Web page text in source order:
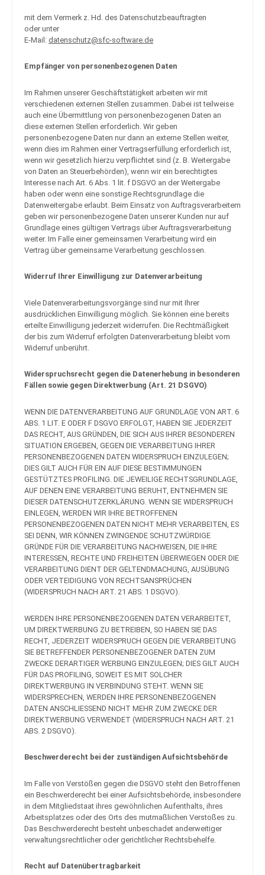
mit dem Vermerk z. Hd. des Datenschutzbeauftragten
oder unter
E-Mail: datenschutz@sfc-software.de
Empfänger von personenbezogenen Daten
Im Rahmen unserer Geschäftstätigkeit arbeiten wir mit
verschiedenen externen Stellen zusammen. Dabei ist teilweise
auch eine Übermittlung von personenbezogenen Daten an
diese externen Stellen erforderlich. Wir geben
personenbezogene Daten nur dann an externe Stellen weiter,
wenn dies im Rahmen einer Vertragserfüllung erforderlich ist,
wenn wir gesetzlich hierzu verpflichtet sind (z. B. Weitergabe
von Daten an Steuerbehörden), wenn wir ein berechtigtes
Interesse nach Art. 6 Abs. 1 lit. f DSGVO an der Weitergabe
haben oder wenn eine sonstige Rechtsgrundlage die
Datenweitergabe erlaubt. Beim Einsatz von Auftragsverarbeitern
geben wir personenbezogene Daten unserer Kunden nur auf
Grundlage eines gültigen Vertrags über Auftragsverarbeitung
weiter. Im Falle einer gemeinsamen Verarbeitung wird ein
Vertrag über gemeinsame Verarbeitung geschlossen.
Widerruf Ihrer Einwilligung zur Datenverarbeitung
Viele Datenverarbeitungsvorgänge sind nur mit Ihrer
ausdrücklichen Einwilligung möglich. Sie können eine bereits
erteilte Einwilligung jederzeit widerrufen. Die Rechtmäßigkeit
der bis zum Widerruf erfolgten Datenverarbeitung bleibt vom
Widerruf unberührt.
Widerspruchsrecht gegen die Datenerhebung in besonderen
Fällen sowie gegen Direktwerbung (Art. 21 DSGVO)
WENN DIE DATENVERARBEITUNG AUF GRUNDLAGE VON ART. 6
ABS. 1 LIT. E ODER F DSGVO ERFOLGT, HABEN SIE JEDERZEIT
DAS RECHT, AUS GRÜNDEN, DIE SICH AUS IHRER BESONDEREN
SITUATION ERGEBEN, GEGEN DIE VERARBEITUNG IHRER
PERSONENBEZOGENEN DATEN WIDERSPRUCH EINZULEGEN;
DIES GILT AUCH FÜR EIN AUF DIESE BESTIMMUNGEN
GESTÜTZTES PROFILING. DIE JEWEILIGE RECHTSGRUNDLAGE,
AUF DENEN EINE VERARBEITUNG BERUHT, ENTNEHMEN SIE
DIESER DATENSCHUTZERKLÄRUNG. WENN SIE WIDERSPRUCH
EINLEGEN, WERDEN WIR IHRE BETROFFENEN
PERSONENBEZOGENEN DATEN NICHT MEHR VERARBEITEN, ES
SEI DENN, WIR KÖNNEN ZWINGENDE SCHUTZWÜRDIGE
GRÜNDE FÜR DIE VERARBEITUNG NACHWEISEN, DIE IHRE
INTERESSEN, RECHTE UND FREIHEITEN ÜBERWIEGEN ODER DIE
VERARBEITUNG DIENT DER GELTENDMACHUNG, AUSÜBUNG
ODER VERTEIDIGUNG VON RECHTSANSPRÜCHEN
(WIDERSPRUCH NACH ART. 21 ABS. 1 DSGVO).
WERDEN IHRE PERSONENBEZOGENEN DATEN VERARBEITET,
UM DIREKTWERBUNG ZU BETREIBEN, SO HABEN SIE DAS
RECHT, JEDERZEIT WIDERSPRUCH GEGEN DIE VERARBEITUNG
SIE BETREFFENDER PERSONENBEZOGENER DATEN ZUM
ZWECKE DERARTIGER WERBUNG EINZULEGEN; DIES GILT AUCH
FÜR DAS PROFILING, SOWEIT ES MIT SOLCHER
DIREKTWERBUNG IN VERBINDUNG STEHT. WENN SIE
WIDERSPRECHEN, WERDEN IHRE PERSONENBEZOGENEN
DATEN ANSCHLIESSEND NICHT MEHR ZUM ZWECKE DER
DIREKTWERBUNG VERWENDET (WIDERSPRUCH NACH ART. 21
ABS. 2 DSGVO).
Beschwerde­recht bei der zuständigen Aufsichts­behörde
Im Falle von Verstößen gegen die DSGVO steht den Betroffenen
ein Beschwerderecht bei einer Aufsichtsbehörde, insbesondere
in dem Mitgliedstaat ihres gewöhnlichen Aufenthalts, ihres
Arbeitsplatzes oder des Orts des mutmaßlichen Verstoßes zu.
Das Beschwerderecht besteht unbeschadet anderweitiger
verwaltungsrechtlicher oder gerichtlicher Rechtsbehelfe.
Recht auf Daten­übertrag­barkeit